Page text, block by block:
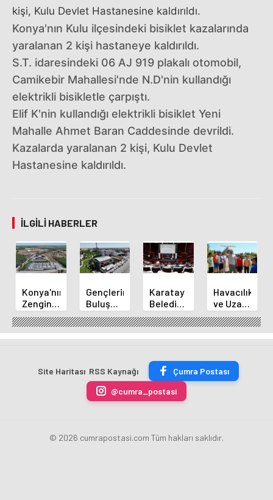
kişi, Kulu Devlet Hastanesine kaldırıldı.
Konya'nın Kulu ilçesindeki bisiklet kazalarında
yaralanan 2 kişi hastaneye kaldırıldı.
S.T. idaresindeki 06 AJ 919 plakalı otomobil,
Camikebir Mahallesi'nde N.D'nin kullandığı
elektrikli bisikletle çarpıştı.
Elif K'nin kullandığı elektrikli bisiklet Yeni
Mahalle Ahmet Baran Caddesinde devrildi.
Kazalarda yaralanan 2 kişi, Kulu Devlet
Hastanesine kaldırıldı.
İLGILI HABERLER
Konya'nın
Zengin
Mutfağı
GastroFest'te
Tanıtılacak
Gençlerin
Buluşma
Noktası
Talha
Bayrakçı
Yükseliyor
Karatay
Belediye
Başkanı
Kılca
Yeni
Açıkladı
Havacılık
ve Uzay
Yaz
Kursu
Başladı
Site Haritası RSS Kaynağı
Çumra Postası
@cumra_postasi
© 2026 cumrapostasi.com Tüm hakları saklıdır.